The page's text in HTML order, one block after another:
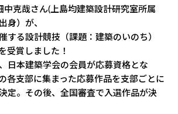
中克哉さん(上島均建築設計研究室所属
身）が、
する設計競技（課題：建築のいのち）
受賞しました！
日本建築学会の会員が応募資格とな
各支部に集まった応募作品を支部ごとに
定。その後、全国審査で入選作品が決